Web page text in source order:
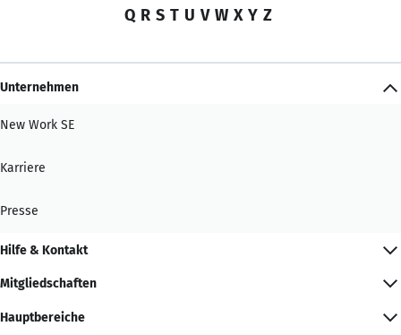
Q R S T U V W X Y Z
Unternehmen
New Work SE
Karriere
Presse
Hilfe & Kontakt
Mitgliedschaften
Hauptbereiche